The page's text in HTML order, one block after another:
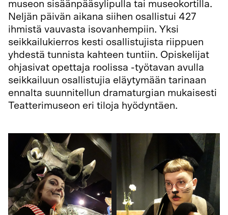
museon sisäänpääsylipulla tai museokortilla.
Neljän päivän aikana siihen osallistui 427
ihmistä vauvasta isovanhempiin. Yksi
seikkailukierros kesti osallistujista riippuen
yhdestä tunnista kahteen tuntiin. Opiskelijat
ohjasivat opettaja roolissa -työtavan avulla
seikkailuun osallistujia eläytymään tarinaan
ennalta suunnitellun dramaturgian mukaisesti
Teatterimuseon eri tiloja hyödyntäen.